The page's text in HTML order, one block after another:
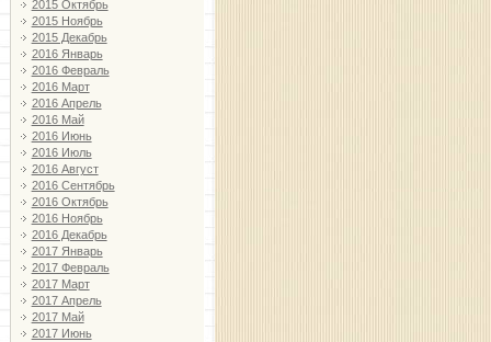
2015 Октябрь
2015 Ноябрь
2015 Декабрь
2016 Январь
2016 Февраль
2016 Март
2016 Апрель
2016 Май
2016 Июнь
2016 Июль
2016 Август
2016 Сентябрь
2016 Октябрь
2016 Ноябрь
2016 Декабрь
2017 Январь
2017 Февраль
2017 Март
2017 Апрель
2017 Май
2017 Июнь